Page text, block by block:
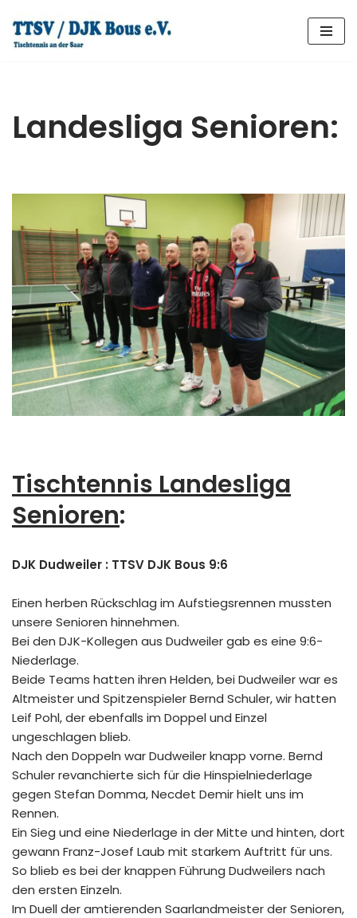
Zum
Landesliga Senioren:
Tischtennis Landesliga
Senioren:
DJK Dudweiler : TTSV DJK Bous 9:6
Einen herben Rückschlag im Aufstiegsrennen mussten
unsere Senioren hinnehmen.
Bei den DJK-Kollegen aus Dudweiler gab es eine 9:6-
Niederlage.
Beide Teams hatten ihren Helden, bei Dudweiler war es
Altmeister und Spitzenspieler Bernd Schuler, wir hatten
Leif Pohl, der ebenfalls im Doppel und Einzel
ungeschlagen blieb.
Nach den Doppeln war Dudweiler knapp vorne. Bernd
Schuler revanchierte sich für die Hinspielniederlage
gegen Stefan Domma, Necdet Demir hielt uns im
Rennen.
Ein Sieg und eine Niederlage in der Mitte und hinten, dort
gewann Franz-Josef Laub mit starkem Auftritt für uns.
So blieb es bei der knappen Führung Dudweilers nach
den ersten Einzeln.
Im Duell der amtierenden Saarlandmeister der Senioren,